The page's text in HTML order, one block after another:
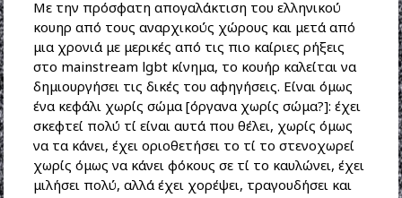
Με την πρόσφατη απογαλάκτιση του ελληνικού
κουηρ από τους αναρχικούς χώρους και μετά από
μια χρονιά με μερικές από τις πιο καίριες ρήξεις
στο mainstream lgbt κίνημα, το κουήρ καλείται να
δημιουργήσει τις δικές του αφηγήσεις. Είναι όμως
ένα κεφάλι χωρίς σώμα [όργανα χωρίς σώμα?]: έχει
σκεφτεί πολύ τί είναι αυτά που θέλει, χωρίς όμως
να τα κάνει, έχει οριοθετήσει το τί το στενοχωρεί
χωρίς όμως να κάνει φόκους σε τί το καυλώνει, έχει
μιλήσει πολύ, αλλά έχει χορέψει, τραγουδήσει και